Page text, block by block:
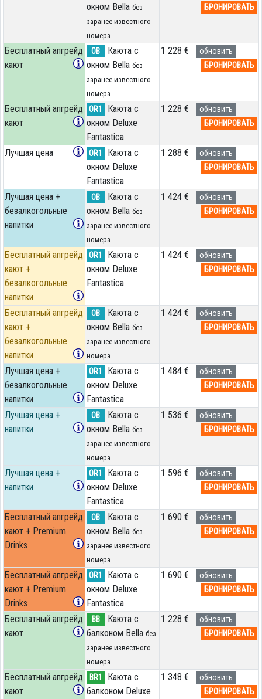
окном Bella без
заранее известного
номера
БРОНИРОВАТЬ
Бесплатный апгрейд
кают
OB
Каюта с
окном Bella без
заранее известного
номера
1 228 €
обновить
БРОНИРОВАТЬ
Бесплатный апгрейд
кают
OR1
Каюта с
окном Deluxe
Fantastica
1 228 €
обновить
БРОНИРОВАТЬ
Лучшая цена OR1
Каюта с
окном Deluxe
Fantastica
1 288 €
обновить
БРОНИРОВАТЬ
Лучшая цена +
безалкогольные
напитки
OB
Каюта с
окном Bella без
заранее известного
номера
1 424 €
обновить
БРОНИРОВАТЬ
Бесплатный апгрейд
кают +
безалкогольные
напитки
OR1
Каюта с
окном Deluxe
Fantastica
1 424 €
обновить
БРОНИРОВАТЬ
Бесплатный апгрейд
кают +
безалкогольные
напитки
OB
Каюта с
окном Bella без
заранее известного
номера
1 424 €
обновить
БРОНИРОВАТЬ
Лучшая цена +
безалкогольные
напитки
OR1
Каюта с
окном Deluxe
Fantastica
1 484 €
обновить
БРОНИРОВАТЬ
Лучшая цена +
напитки
OB
Каюта с
окном Bella без
заранее известного
номера
1 536 €
обновить
БРОНИРОВАТЬ
Лучшая цена +
напитки
OR1
Каюта с
окном Deluxe
Fantastica
1 596 €
обновить
БРОНИРОВАТЬ
Бесплатный апгрейд
кают + Premium
Drinks
OB
Каюта с
окном Bella без
заранее известного
номера
1 690 €
обновить
БРОНИРОВАТЬ
Бесплатный апгрейд
кают + Premium
Drinks
OR1
Каюта с
окном Deluxe
Fantastica
1 690 €
обновить
БРОНИРОВАТЬ
Бесплатный апгрейд
кают
BB
Каюта с
балконом Bella без
заранее известного
номера
1 228 €
обновить
БРОНИРОВАТЬ
Бесплатный апгрейд
кают
BR1
Каюта с
балконом Deluxe
1 348 €
обновить
БРОНИРОВАТЬ